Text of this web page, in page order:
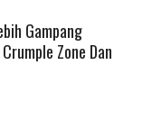
Gampang
Zone Dan